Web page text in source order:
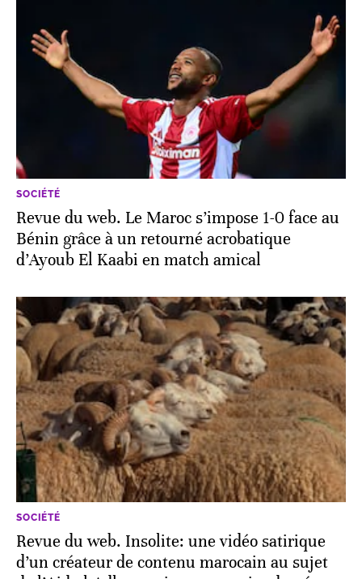
SOCIÉTÉ
Revue du web. Le Maroc s’impose 1-0 face au
Bénin grâce à un retourné acrobatique
d’Ayoub El Kaabi en match amical
SOCIÉTÉ
Revue du web. Insolite: une vidéo satirique
d’un créateur de contenu marocain au sujet